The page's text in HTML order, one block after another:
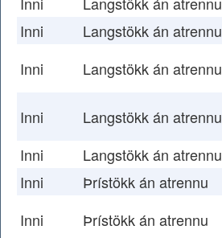
Inni
Langstökk án atrennu
Inni
Langstökk án atrennu
Inni Langstökk án atrennu
Inni
Langstökk án atrennu
Inni
Þrístökk án atrennu
Inni
Þrístökk án atrennu